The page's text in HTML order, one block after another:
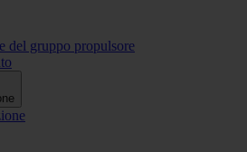
del gruppo propulsore